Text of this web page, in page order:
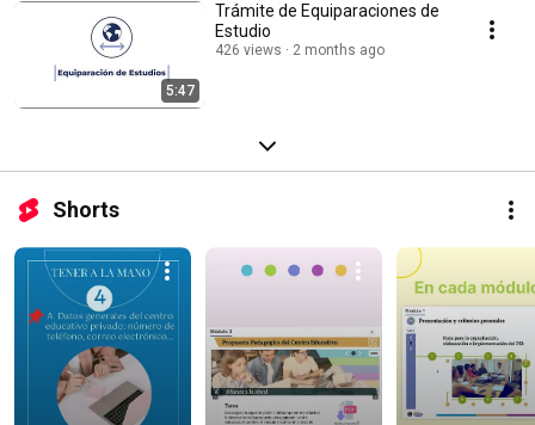
5:47
Trámite de Equiparaciones de
Estudio
426 views 2 months ago
Shorts